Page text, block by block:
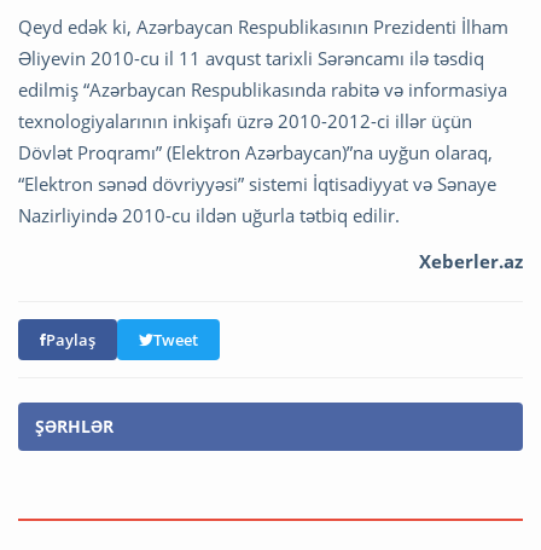
Qeyd edək ki, Azərbaycan Respublikasının Prezidenti İlham
Əliyevin 2010-cu il 11 avqust tarixli Sərəncamı ilə təsdiq
edilmiş “Azərbaycan Respublikasında rabitə və informasiya
texnologiyalarının inkişafı üzrə 2010-2012-ci illər üçün
Dövlət Proqramı” (Elektron Azərbaycan)”na uyğun olaraq,
“Elektron sənəd dövriyyəsi” sistemi İqtisadiyyat və Sənaye
Nazirliyində 2010-cu ildən uğurla tətbiq edilir.
Xeberler.az
Paylaş Tweet
ŞƏRHLƏR